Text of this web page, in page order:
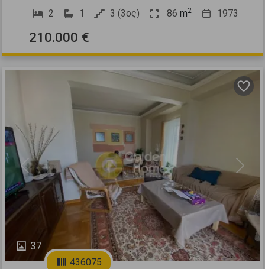
2
1 3 (3ος) 86 m2 1973
210.000 €
37
Previous Next
436075